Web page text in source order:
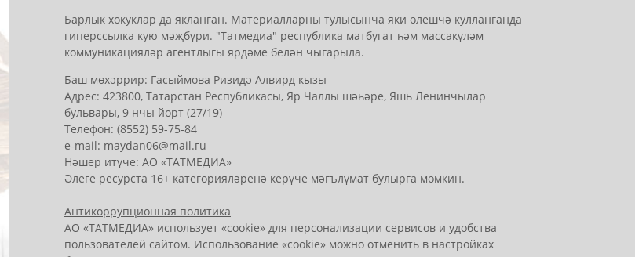
Барлык хокуклар да якланган. Материалларны тулысынча яки өлешчә кулланганда
гиперссылка кую мәҗбүри. "Татмедиа" республика матбугат һәм массакүләм
коммуникацияләр агентлыгы ярдәме белән чыгарыла.
Баш мөхәррир: Гасыймова Ризидә Алвирд кызы
Адрес: 423800, Татарстан Республикасы, Яр Чаллы шәһәре, Яшь Ленинчылар
бульвары, 9 нчы йорт (27/19)
Телефон: (8552) 59-75-84
е-mail: mауdаn06@mail.гu
Нәшер итүче: АО «ТАТМЕДИА»
Әлеге ресурста 16+ категорияләренә керүче мәгълүмат булырга мөмкин.
Антикоррупционная политика
АО «ТАТМЕДИА» использует «cookie» для персонализации сервисов и удобства
пользователей сайтом. Использование «cookie» можно отменить в настройках